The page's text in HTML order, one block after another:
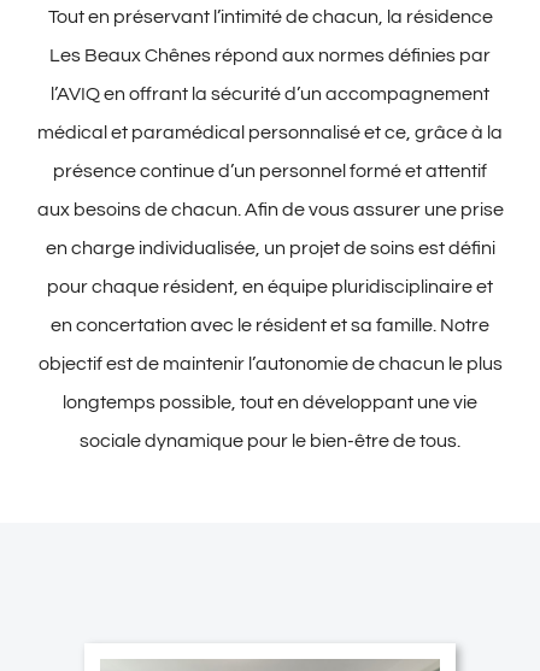
Tout en préservant l’intimité de chacun,
la résidence
Les Beaux Chênes répond aux normes définies par
l’AVIQ en offrant la sécurité d’un accompagnement
médical et paramédical personnalisé et ce, grâce à la
présence continue d’un personnel formé et attentif
aux besoins de chacun. Afin de vous assurer une prise
en charge individualisée, un projet de soins est défini
pour chaque résident, en équipe pluridisciplinaire et
en concertation avec le résident et sa famille. Notre
objectif est de maintenir l’autonomie de chacun le plus
longtemps possible, tout en développant une vie
sociale dynamique pour le bien-être de tous.